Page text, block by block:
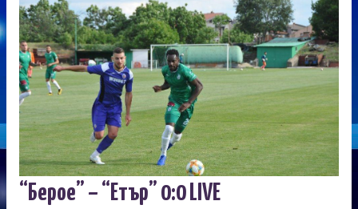
“Берое” – “Етър” 0:0 LIVE